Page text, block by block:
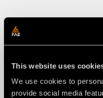
This website uses
We use cookies to
provide social media
MACHOIRE DU